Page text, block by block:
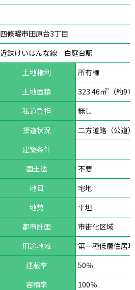
四條畷市田原台3丁目
近鉄けいはんな線 白庭台駅
土地権利
所有権
土地面積
323.46㎡’（約
私道負担
無し
接道状況
二方道路（公道
建築条件
国土法
不要
地目
宅地
地勢
平坦
都市計画
市街化区域
用途地域
第一種低層住居
建蔽率
50％
容積率
100％